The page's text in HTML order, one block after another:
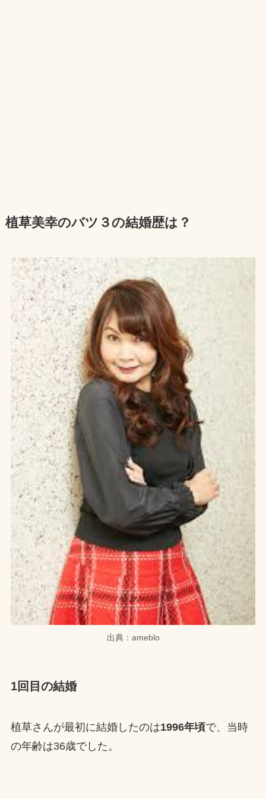
植草美幸のバツ３の結婚歴は？
出典：ameblo
1回目の結婚
植草さんが最初に結婚したのは1996年頃で、当時
の年齢は36歳でした。